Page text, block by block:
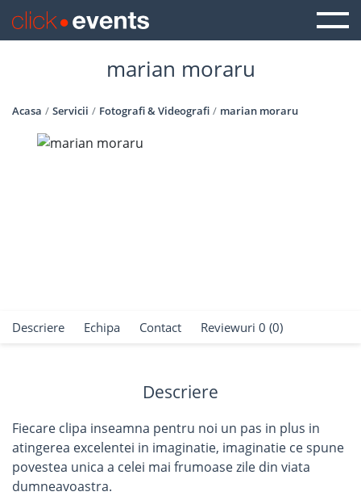
marian moraru
Acasa Servicii Fotografi & Videografi marian moraru
Descriere Echipa Contact Reviewuri 0 (0)
Descriere
Fiecare clipa inseamna pentru noi un pas in plus in
atingerea excelentei in imaginatie, imaginatie ce spune
povestea unica a celei mai frumoase zile din viata
dumneavoastra.